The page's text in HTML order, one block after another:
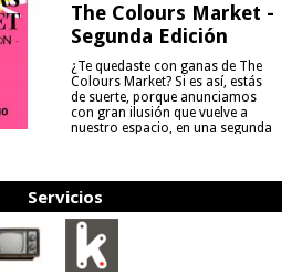
The Colours Market -
Segunda Edición
¿Te quedaste con ganas de The
Colours Market? Si es así, estás
de suerte, porque anunciamos
con gran ilusión que vuelve a
nuestro espacio, en una segunda
Servicios